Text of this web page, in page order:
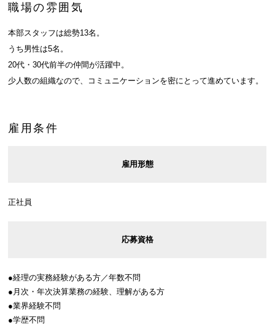
職場の雰囲気
本部スタッフは総勢13名。
うち男性は5名。
20代・30代前半の仲間が活躍中。
少人数の組織なので、コミュニケーションを密にとって進めています。
雇用条件
雇用形態
正社員
応募資格
●経理の実務経験がある方／年数不問
●月次・年次決算業務の経験、理解がある方
●業界経験不問
●学歴不問